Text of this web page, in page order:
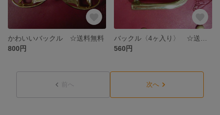
かわいいバックル ☆送料無料
800円
560円
前へ 次へ